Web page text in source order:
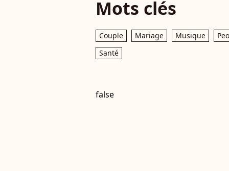
Mots clés
Couple Mariage Musique
Santé
false